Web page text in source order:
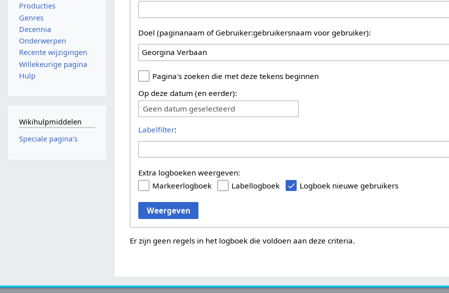
Doel (paginanaam of Gebruiker:gebruikersnaam voor gebruiker):
Pagina's zoeken die met deze tekens beginnen
Op deze datum (en eerder):
Geen datum geselecteerd
Labelfilter:
Extra logboeken weergeven:
Markeerlogboek
Labellogboek Logboek nieuwe gebruikers
Weergeven
Er zijn geen regels in het logboek die voldoen aan deze criteria.
Producties
Genres
Decennia
Onderwerpen
Recente wijzigingen
Willekeurige pagina
Hulp
Wikihulpmiddelen
Speciale pagina's